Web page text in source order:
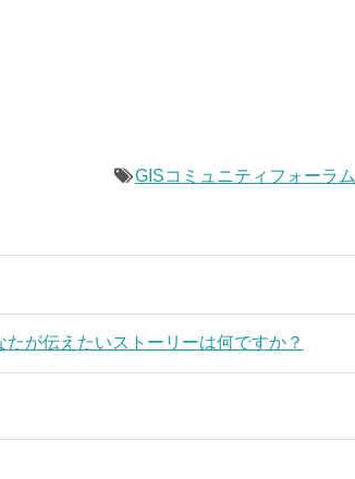
GISコミュニティフォーラム
が伝えたいストーリーは何ですか？